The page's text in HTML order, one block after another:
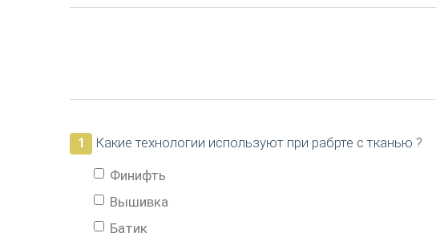
1 Какие технологии используют при рабрте с тканью ?
Финифть
Вышивка
Батик